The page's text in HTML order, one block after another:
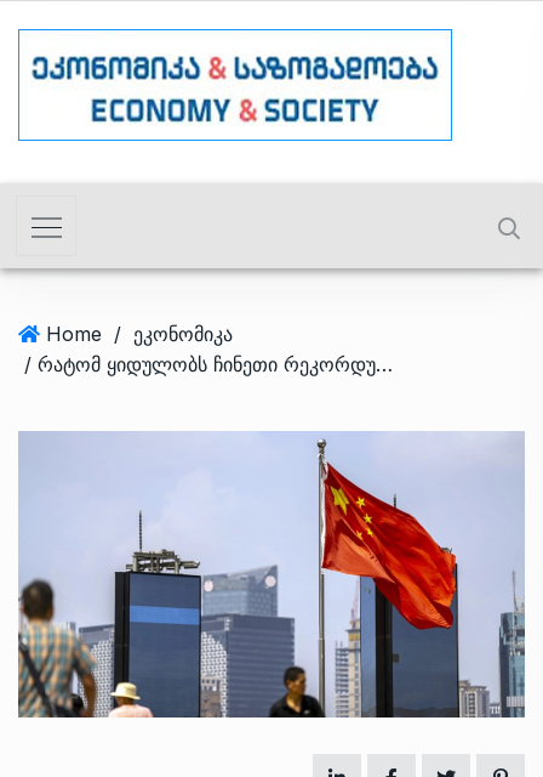
Home / ეკონომიკა
/ რატომ ყიდულობს ჩინეთი რეკორდული მოცულობის ოქროს და ვის აქვს უდიდესი რეზერვი?